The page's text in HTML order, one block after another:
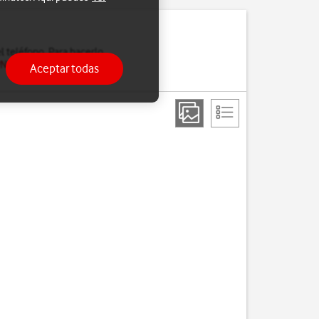
teléfono. Para hacerlo,
de tu teléfono para
Aceptar todas